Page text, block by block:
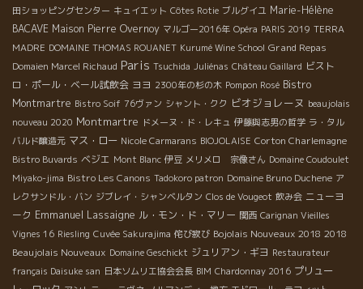
田ショッピングセンター キュイエット Côtes Rotie ブルグイユ Marie-Hélène
BACAVE Maison Pierre Overnoy マルゴー2016年 Opéra PARIS 2019 TERRA
MADRE DOMAINE THOMAS ROUANET Kurumé Wine School Grand Repas
Domaien Marcel Richaud Paris Tsuchida Juliénas Château Gaillard ビスト
ロ・ポール・ベール試飲会 ヨヨ 2300年の杉の木 Pompon Rosé Bistro
Montmartre Bistro Soif 76ヴァン シャント・クク ビオジョレーヌ beaujolais
nouveau 2020 Montmartre ドメーヌ・ド・レキュ 伊藤與志男の哲学 ラ・タル
バルド醸造元 マス・ロー Nicole Carmarans BIOJOLAISE Corton Charlemagne
Bistro Buvards ベジエ Mont Blanc 伊豆 メリメロ 宗像さん Domaine Coudoulet
Miyako-jima Bistro Les Canons Tadokoro patron Domaine Bruno Duchene ア
レクサンドル・バン ジブレイ・シャンベルタン Clos de Vougeot 飲み会 ニューヨ
ーク Emmanuel Lassaigne ル・モン・ド・マリー 関西 Carignan Vieilles
Vignes 16 Riesling Cuvée Sakurajima 侘び寂び Bojolais Nouveaux 2018 2018
Beaujolais Nouveaux Domaine Geschickt ジュリアン・ギヨ Restaurateur
français Daisuke san 日本ソムリエ協会会長 BIM Chardonnay 2016 プリュー